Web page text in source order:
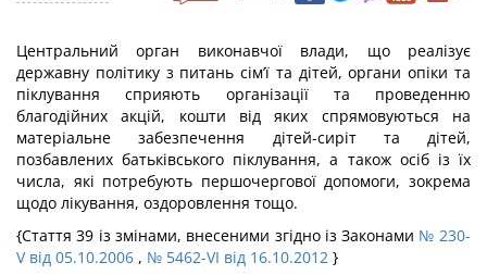
Центральний орган виконавчої влади, що реалізує
державну політику з питань сім’ї та дітей, органи опіки та
піклування сприяють організації та проведенню
благодійних акцій, кошти від яких спрямовуються на
матеріальне забезпечення дітей-сиріт та дітей,
позбавлених батьківського піклування, а також осіб із їх
числа, які потребують першочергової допомоги, зокрема
щодо лікування, оздоровлення тощо.
{Стаття 39 із змінами, внесеними згідно із Законами № 230-
V від 05.10.2006 , № 5462-VI від 16.10.2012 }